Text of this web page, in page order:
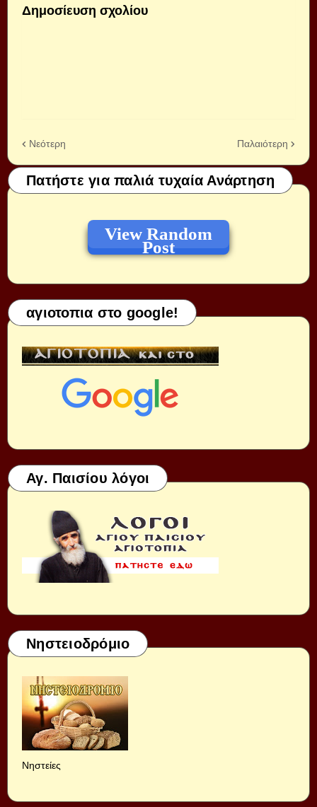
Δημοσίευση σχολίου
Νεότερη Παλαιότερη
Πατήστε για παλιά τυχαία Ανάρτηση
View Random
Post
αγιοτοπια στο google!
Αγ. Παισίου λόγοι
Νηστειοδρόμιο
Νηστείες